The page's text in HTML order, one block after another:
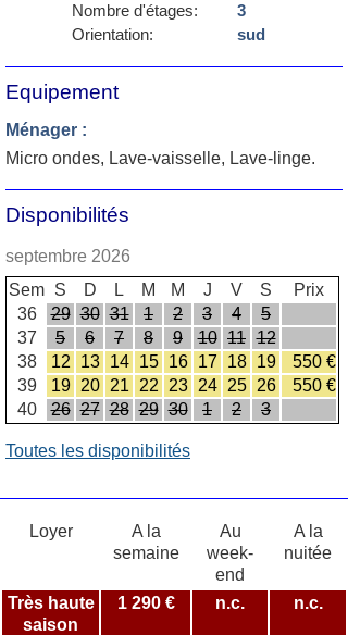
Nombre d'étages:
3
Orientation:
sud
Equipement
Ménager :
Micro ondes, Lave-vaisselle, Lave-linge.
Disponibilités
septembre 2026
Sem S D L M M J V S
Prix
36
29 30 31 1 2 3 4
5
37
5 6 7 8 9 10 11 12
38
12 13 14 15 16 17 18 19
550 €
39
19 20 21 22 23 24 25 26
550 €
40
26 27 28 29 30 1 2 3
Toutes les disponibilités
Loyer
A la
semaine
Au
week-
end
A la
nuitée
Très haute
saison
1 290 € n.c. n.c.